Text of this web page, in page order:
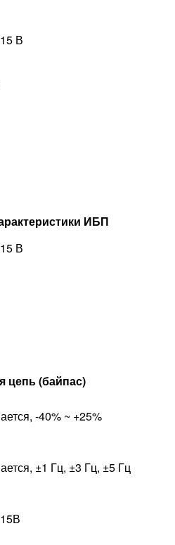
В
ИБП
В
цепь (байпас)
-40% ~ +25%
±1 Гц, ±3 Гц, ±5 Гц